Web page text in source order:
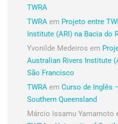
TWRA
TWRA em Projeto entre
Institute (ARI) na Bacia do
Yvonilde Medeiros em
Australian Rivers Institute
São Francisco
TWRA em Curso de Inglês
Southern Queensland
Márcio Issamu Yamamoto